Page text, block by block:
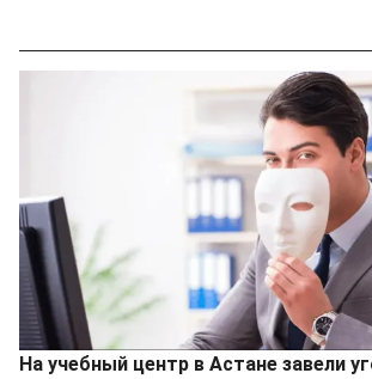
На учебный центр в Астане завели